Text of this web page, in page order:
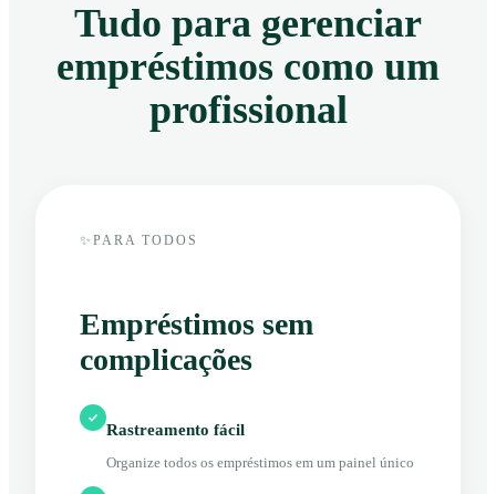
Tudo para gerenciar
empréstimos como um
profissional
✨ PARA TODOS
Empréstimos sem
complicações
Rastreamento fácil
Organize todos os empréstimos em um painel único